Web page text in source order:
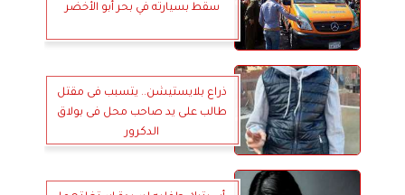
سقط بسيارته في بحر أبو الأخضر
ذراع بلايستيشن.. يتسبب فى مقتل
طالب على يد صاحب محل فى بولاق
الدكرور